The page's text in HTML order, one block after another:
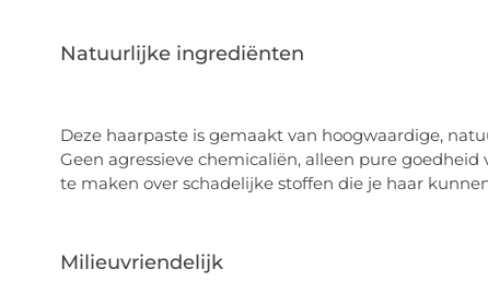
Natuurlijke ingrediënten
Deze haarpaste is gemaakt van hoogwaardige,
Geen agressieve chemicaliën, alleen pure
te maken over schadelijke stoffen die je haar
Milieuvriendelijk